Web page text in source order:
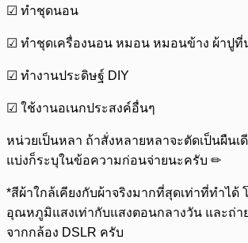
☑ ทำชุดนอน
☑ ทำชุดเครื่องนอน หมอน หมอนข้าง ผ้าปูที่
☑ ทำงานประดิษฐ์ DIY
☑ ใช้งานอเนกประสงค์อื่นๆ
หน่วยเป็นหลา ถ้าสั่งหลายหลาจะตัดเป็นผืนเ
แบ่งก็ระบุในข้อความก่อนจ่ายนะครับ ✏
*สีผ้าใกล้เคียงกับผ้าจริงมากที่สุดเท่าที่ทำได้
อุณหภูมิแสงเท่ากับแสงตอนกลางวัน และถ่
จากกล้อง DSLR ครับ